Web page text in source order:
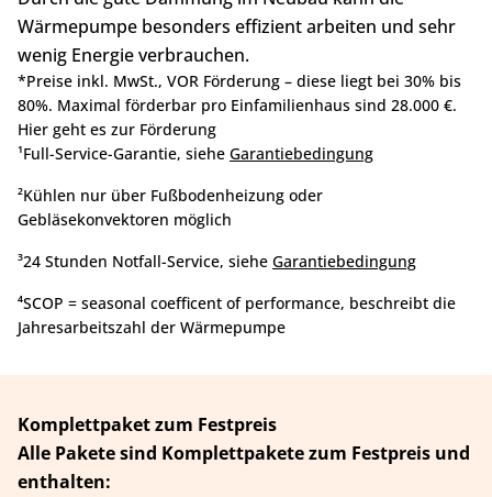
Wärmepumpe besonders effizient arbeiten und sehr
wenig Energie verbrauchen.
*Preise inkl. MwSt., VOR Förderung – diese liegt bei 30% bis
80%. Maximal förderbar pro Einfamilienhaus sind 28.000 €.
Hier geht es zur Förderung
¹Full-Service-Garantie, siehe Garantiebedingung
²Kühlen nur über Fußbodenheizung oder
Gebläsekonvektoren möglich
³24 Stunden Notfall-Service, siehe Garantiebedingung
⁴SCOP = seasonal coefficent of performance, beschreibt die
Jahresarbeitszahl der Wärmepumpe
Komplettpaket zum Festpreis
Alle Pakete sind Komplettpakete zum Festpreis und
enthalten: